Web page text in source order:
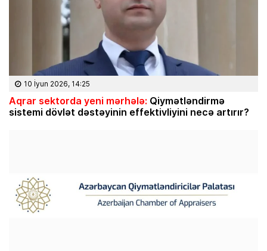
10 İyun 2026, 14:25
Aqrar sektorda yeni mərhələ: Qiymətləndirmə
sistemi dövlət dəstəyinin effektivliyini necə artırır?